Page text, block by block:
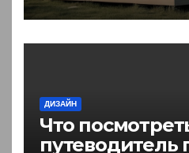
ДИЗАЙН
Что
путеводитель